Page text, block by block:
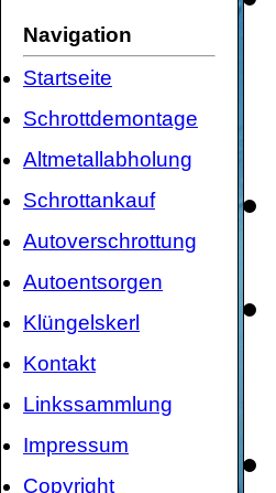
Navigation
Startseite
Schrottdemontage
Altmetallabholung
Schrottankauf
Autoverschrottung
Autoentsorgen
Klüngelskerl
Kontakt
Linkssammlung
Impressum
Copyright